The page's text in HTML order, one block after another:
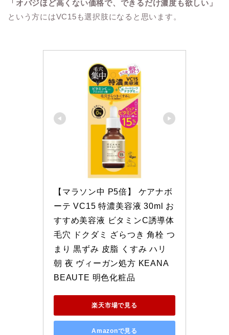
「オバジほど高くない価格で、できるだけ濃度も欲しい」
という方にはVC15も選択肢になると思います。
【マラソン中 P5倍】 ケアナボ
ーテ VC15 特濃美容液 30ml お
すすめ美容液 ビタミンC誘導体
毛穴 ドクダミ ざらつき 角栓 つ
まり 黒ずみ 皮脂 くすみ ハリ
朝 夜 ヴィーガン処方 KEANA
BEAUTE 明色化粧品
楽天市場で見る
Amazonで見る